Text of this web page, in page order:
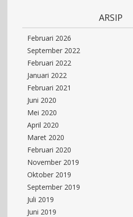
ARSIP
Februari 2026
September 2022
Februari 2022
Januari 2022
Februari 2021
Juni 2020
Mei 2020
April 2020
Maret 2020
Februari 2020
November 2019
Oktober 2019
September 2019
Juli 2019
Juni 2019